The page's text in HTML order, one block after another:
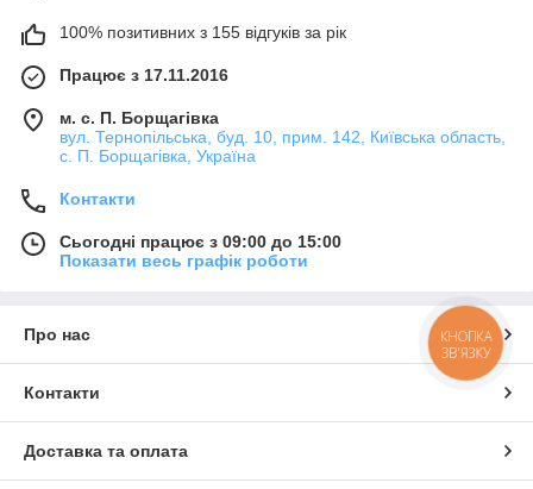
100% позитивних з 155 відгуків за рік
Працює з 17.11.2016
м. с. П. Борщагівка
вул. Тернопільська, буд. 10, прим. 142, Київська область,
с. П. Борщагівка, Україна
Контакти
Сьогодні працює з 09:00 до 15:00
Показати весь графік роботи
Про нас
Контакти
Доставка та оплата
КНОПКА
ЗВ'ЯЗКУ